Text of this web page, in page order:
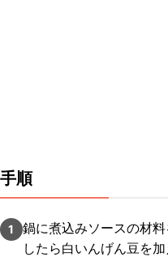
手順
1
鍋に煮込みソースの材
したら白いんげん豆を加